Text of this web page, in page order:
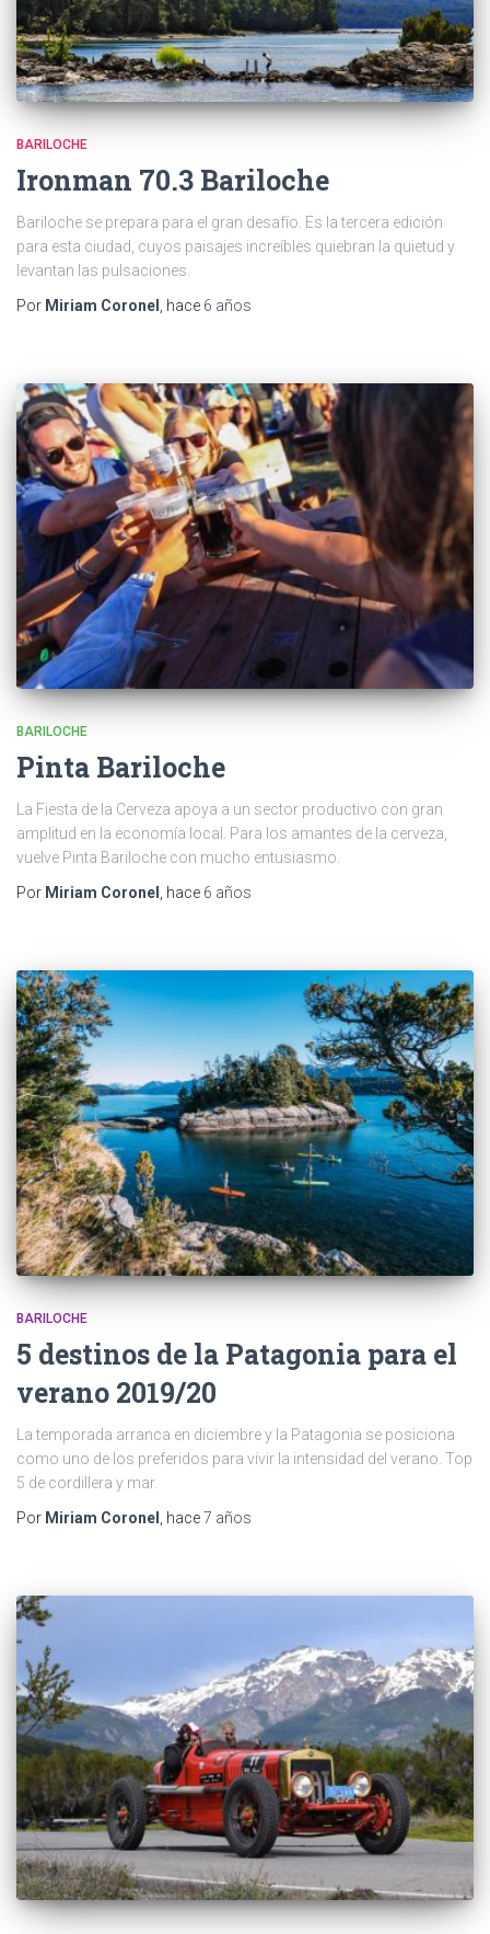
BARILOCHE
Ironman 70.3 Bariloche
Bariloche se prepara para el gran desafío. Es la tercera edición
para esta ciudad, cuyos paisajes increíbles quiebran la quietud y
levantan las pulsaciones.
Por Miriam Coronel , hace 6 años
BARILOCHE
Pinta Bariloche
La Fiesta de la Cerveza apoya a un sector productivo con gran
amplitud en la economía local. Para los amantes de la cerveza,
vuelve Pinta Bariloche con mucho entusiasmo.
Por Miriam Coronel , hace 6 años
BARILOCHE
5 destinos de la Patagonia para el
verano 2019/20
La temporada arranca en diciembre y la Patagonia se posiciona
como uno de los preferidos para vivir la intensidad del verano. Top
5 de cordillera y mar.
Por Miriam Coronel , hace7 años